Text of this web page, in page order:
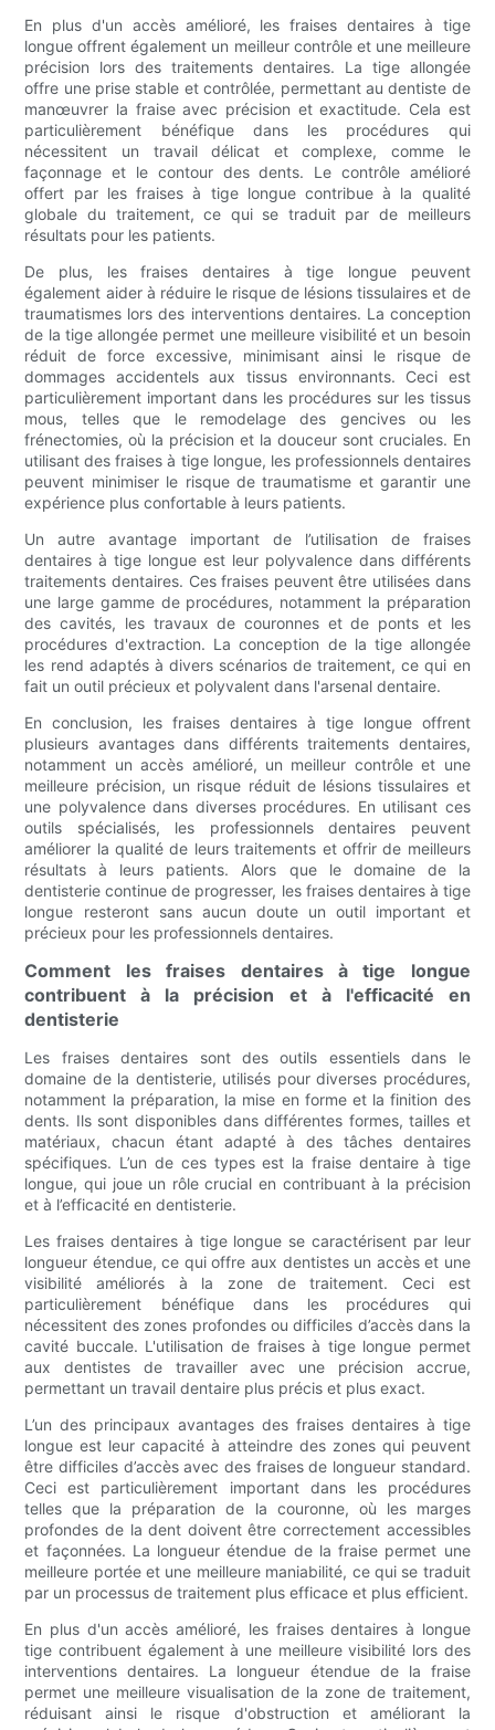
En plus d'un accès amélioré, les fraises dentaires à tige
longue offrent également un meilleur contrôle et une meilleure
précision lors des traitements dentaires. La tige allongée
offre une prise stable et contrôlée, permettant au dentiste de
manœuvrer la fraise avec précision et exactitude. Cela est
particulièrement bénéfique dans les procédures qui
nécessitent un travail délicat et complexe, comme le
façonnage et le contour des dents. Le contrôle amélioré
offert par les fraises à tige longue contribue à la qualité
globale du traitement, ce qui se traduit par de meilleurs
résultats pour les patients.
De plus, les fraises dentaires à tige longue peuvent
également aider à réduire le risque de lésions tissulaires et de
traumatismes lors des interventions dentaires. La conception
de la tige allongée permet une meilleure visibilité et un besoin
réduit de force excessive, minimisant ainsi le risque de
dommages accidentels aux tissus environnants. Ceci est
particulièrement important dans les procédures sur les tissus
mous, telles que le remodelage des gencives ou les
frénectomies, où la précision et la douceur sont cruciales. En
utilisant des fraises à tige longue, les professionnels dentaires
peuvent minimiser le risque de traumatisme et garantir une
expérience plus confortable à leurs patients.
Un autre avantage important de l’utilisation de fraises
dentaires à tige longue est leur polyvalence dans différents
traitements dentaires. Ces fraises peuvent être utilisées dans
une large gamme de procédures, notamment la préparation
des cavités, les travaux de couronnes et de ponts et les
procédures d'extraction. La conception de la tige allongée
les rend adaptés à divers scénarios de traitement, ce qui en
fait un outil précieux et polyvalent dans l'arsenal dentaire.
En conclusion, les fraises dentaires à tige longue offrent
plusieurs avantages dans différents traitements dentaires,
notamment un accès amélioré, un meilleur contrôle et une
meilleure précision, un risque réduit de lésions tissulaires et
une polyvalence dans diverses procédures. En utilisant ces
outils spécialisés, les professionnels dentaires peuvent
améliorer la qualité de leurs traitements et offrir de meilleurs
résultats à leurs patients. Alors que le domaine de la
dentisterie continue de progresser, les fraises dentaires à tige
longue resteront sans aucun doute un outil important et
précieux pour les professionnels dentaires.
Comment les fraises dentaires à tige longue
contribuent à la précision et à l'efficacité en
dentisterie
Les fraises dentaires sont des outils essentiels dans le
domaine de la dentisterie, utilisés pour diverses procédures,
notamment la préparation, la mise en forme et la finition des
dents. Ils sont disponibles dans différentes formes, tailles et
matériaux, chacun étant adapté à des tâches dentaires
spécifiques. L’un de ces types est la fraise dentaire à tige
longue, qui joue un rôle crucial en contribuant à la précision
et à l’efficacité en dentisterie.
Les fraises dentaires à tige longue se caractérisent par leur
longueur étendue, ce qui offre aux dentistes un accès et une
visibilité améliorés à la zone de traitement. Ceci est
particulièrement bénéfique dans les procédures qui
nécessitent des zones profondes ou difficiles d’accès dans la
cavité buccale. L'utilisation de fraises à tige longue permet
aux dentistes de travailler avec une précision accrue,
permettant un travail dentaire plus précis et plus exact.
L’un des principaux avantages des fraises dentaires à tige
longue est leur capacité à atteindre des zones qui peuvent
être difficiles d’accès avec des fraises de longueur standard.
Ceci est particulièrement important dans les procédures
telles que la préparation de la couronne, où les marges
profondes de la dent doivent être correctement accessibles
et façonnées. La longueur étendue de la fraise permet une
meilleure portée et une meilleure maniabilité, ce qui se traduit
par un processus de traitement plus efficace et plus efficient.
En plus d'un accès amélioré, les fraises dentaires à longue
tige contribuent également à une meilleure visibilité lors des
interventions dentaires. La longueur étendue de la fraise
permet une meilleure visualisation de la zone de traitement,
réduisant ainsi le risque d'obstruction et améliorant la